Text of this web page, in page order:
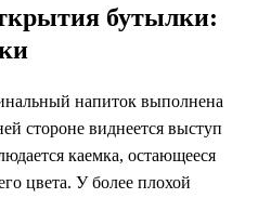
бутылки:
напиток выполнена
стороне виднеется выступ
каемка, остающееся
цвета. У более плохой